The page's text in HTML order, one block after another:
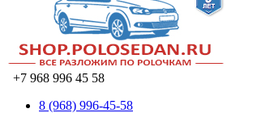
+7 968 996 45 58
8 (968) 996-45-58